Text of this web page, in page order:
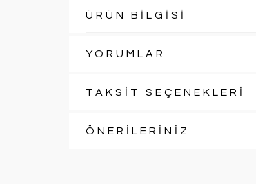
ÜRÜN BİLGİSİ
YORUMLAR
TAKSİT SEÇENEKLERİ
ÖNERİLERİNİZ